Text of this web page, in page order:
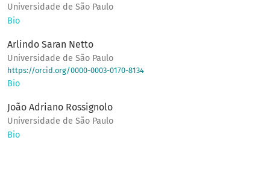
Universidade de São Paulo
Bio
Arlindo Saran Netto
Universidade de São Paulo
https://orcid.org/0000-0003-0170-8134
Bio
João Adriano Rossignolo
Universidade de São Paulo
Bio